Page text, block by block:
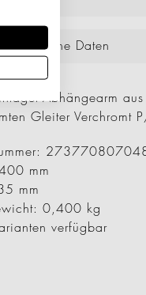
Technische Daten
Abhängearm
Gleiter
mm
mm
0,400 kg
verfügbar